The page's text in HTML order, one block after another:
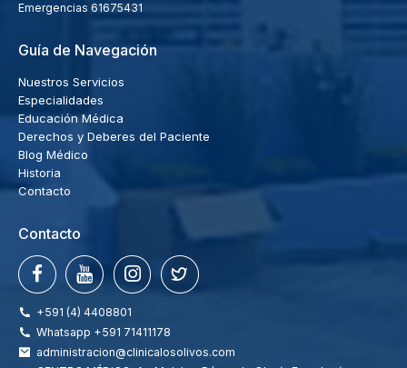
Emergencias 61675431
Guía de Navegación
Nuestros Servicios
Especialidades
Educación Médica
Derechos y Deberes del Paciente
Blog Médico
Historia
Contacto
Contacto
+591 (4) 4408801
Whatsapp +591 71411178
administracion@clinicalosolivos.com